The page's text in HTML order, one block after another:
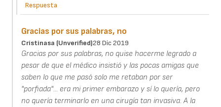
Respuesta
Gracias por sus palabras, no
Cristinasa (unverified)28 Dic 2019
Gracias por sus palabras, no quise hacerme legrado a
pesar de que el médico insistió y las pocas amigas que
saben lo que me pasó solo me retaban por ser
"porfiada"... era mi primer embarazo y sí lo quería, pero
no quería terminarlo en una cirugía tan invasiva. A la